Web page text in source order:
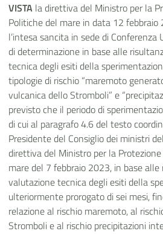
VISTA la direttiva del Ministro per la
Politiche del mare in data 12
l’intesa sancita in sede di
di determinazione in base alle
tecnica degli esiti della
tipologie di rischio “maremoto
vulcanica dello Stromboli” e
previsto che il periodo di
di cui al paragrafo 4.6 del testo
Presidente del Consiglio dei ministri
direttiva del Ministro per la
mare del 7 febbraio 2023, in base
valutazione tecnica degli esiti della
ulteriormente prorogato di sei mesi,
relazione al rischio maremoto, al
Stromboli e al rischio precipitazioni